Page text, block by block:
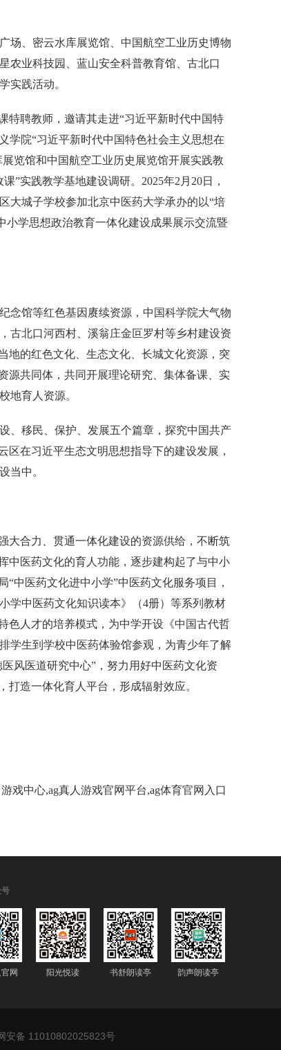
场、密云水库展览馆、中国航空工业历史博物
农业科技园、蓝山安全科普教育馆、古北口
实践活动。
特聘教师，邀请其走进“习近平新时代中国特
学院“习近平新时代中国特色社会主义思想在
览馆和中国航空工业历史展览馆开展实践教
”实践教学基地建设调研。2025年2月20日，
大城子学校参加北京中医药大学承办的以“培
学思想政治教育一体化建设成果展示交流暨
念馆等红色基因赓续资源，中国科学院大气物
古北口河西村、溪翁庄金叵罗村等乡村建设资
的红色文化、生态文化、长城文化资源，突
源共同体，共同开展理论研究、集体备课、实
地育人资源。
、移民、保护、发展五个篇章，探究中国共产
在习近平生态文明思想指导下的建设发展，
当中。
大合力、贯通一体化建设的资源供给，不断筑
中医药文化的育人功能，逐步建构起了与中小
中医药文化进中小学”中医药文化服务项目，
学中医药文化知识读本》（4册）等系列教材
色人才的培养模式，为中学开设《中国古代哲
学生到学校中医药体验馆参观，为青少年了解
风医道研究中心”，努力用好中医药文化资
造一体化育人平台，形成辐射效应。
戏中心,ag真人游戏官网平台,ag体育官网入口
网 阳光悦读 书舒朗读亭 韵声朗读亭
安备 11010802025823号